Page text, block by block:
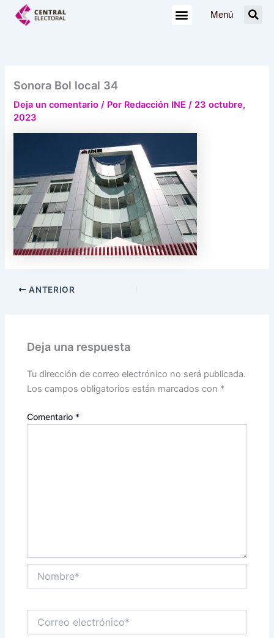
Menú
Sonora Bol local 34
Deja un comentario / Por Redacción INE/ 23 octubre,
2023
ANTERIOR
Deja una respuesta
Tu dirección de correo electrónico no será publicada.
Los campos obligatorios están marcados con *
Comentario *
electrónico*